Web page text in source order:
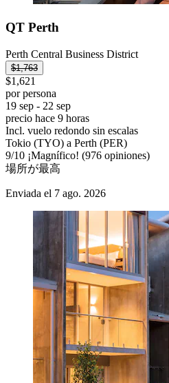
QT Perth
Perth Central Business District
$1,763
$1,621
por persona
19 sep - 22 sep
precio hace 9 horas
Incl. vuelo redondo sin escalas
Tokio (TYO) a Perth (PER)
9/10 ¡Magnífico! (976 opiniones)
場所が最高
Enviada el 7 ago. 2026